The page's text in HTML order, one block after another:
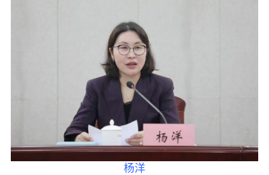
书香机关
电子杂志
图片欣赏
视频中心
联系我们
杨洋